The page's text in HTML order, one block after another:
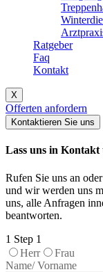
Ratgeber
Faq
Kontakt
X
Offerten anfordern
Kontaktieren Sie uns
Lass uns in Kontakt
Rufen Sie uns an
und wir werden uns
uns, alle Anfragen
beantworten.
1 Step 1
Herr
Frau
Name/ Vorname